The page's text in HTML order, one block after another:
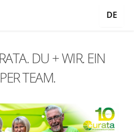
DE
DU + WIR. EIN
TEAM.